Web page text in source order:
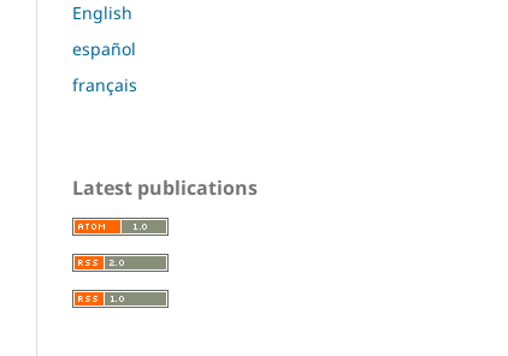
English
español
français
Latest publications